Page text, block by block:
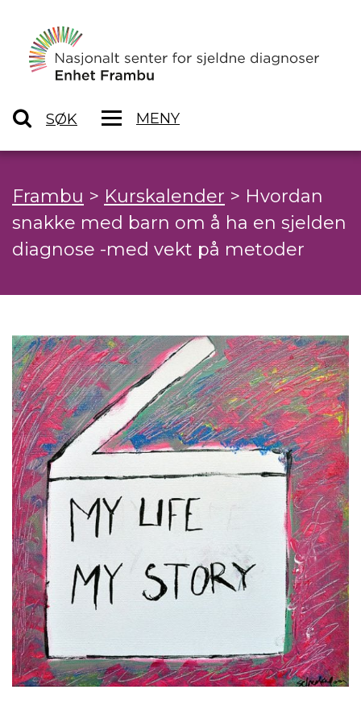
SØK MENY
Frambu > Kurskalender > Hvordan
snakke med barn om å ha en sjelden
diagnose -med vekt på metoder